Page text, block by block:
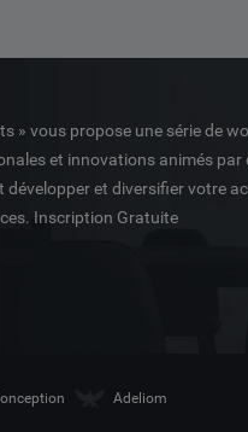
» vous propose une série de
et innovations animés par
développer et diversifier votre
Inscription Gratuite
Adeliom